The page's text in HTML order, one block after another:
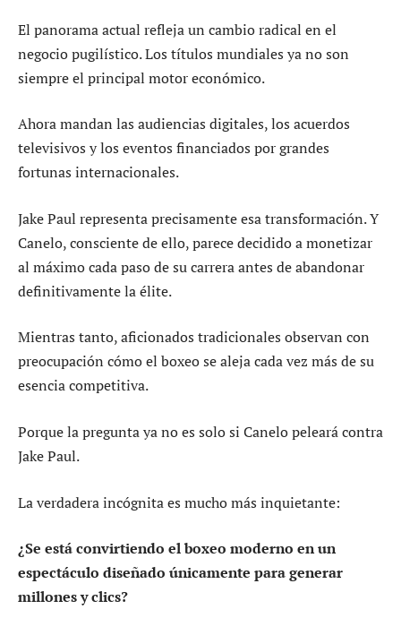
El panorama actual refleja un cambio radical en el
negocio pugilístico. Los títulos mundiales ya no son
siempre el principal motor económico.
Ahora mandan las audiencias digitales, los acuerdos
televisivos y los eventos financiados por grandes
fortunas internacionales.
Jake Paul representa precisamente esa transformación. Y
Canelo, consciente de ello, parece decidido a monetizar
al máximo cada paso de su carrera antes de abandonar
definitivamente la élite.
Mientras tanto, aficionados tradicionales observan con
preocupación cómo el boxeo se aleja cada vez más de su
esencia competitiva.
Porque la pregunta ya no es solo si Canelo peleará contra
Jake Paul.
La verdadera incógnita es mucho más inquietante:
¿Se está convirtiendo el boxeo moderno en un
espectáculo diseñado únicamente para generar
millones y clics?